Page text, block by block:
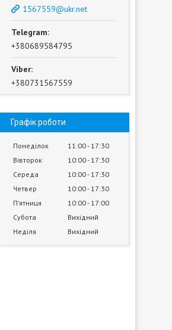
1567559@ukr.net
+380689584795
+380731567559
Графік роботи
Понеділок 11:00 17:30
Вівторок
10:00 17:30
Середа
10:00 17:30
Четвер
10:00 17:30
Пʼятниця
10:00 17:00
Субота
Вихідний
Неділя
Вихідний